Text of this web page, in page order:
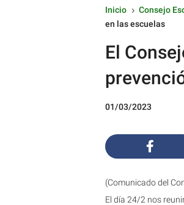
Inicio 5 Consejo
en las escuelas
El
01/03/2023
(Comunicado del
El día 24/2 nos